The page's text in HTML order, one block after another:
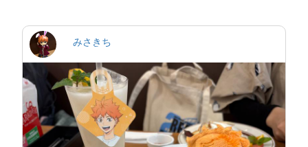
みさきち